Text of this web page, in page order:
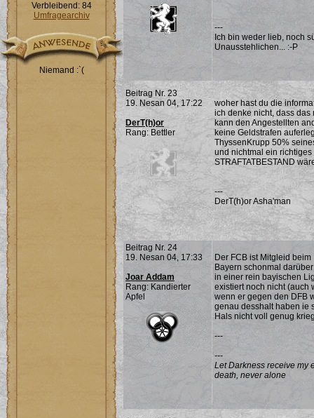
Verbleibend: 84
Umfragearchiv
Niemand :`(
---
Ich bin weder lieb, noch
Unausstehlichen... :-P
Beitrag Nr. 23
19. Nesan 04, 17:22
DerT(h)or
Rang: Bettler
woher hast du die
ich denke nicht, dass
kann den Angestellten
keine Geldstrafen
ThyssenKrupp 50%
und nichtmal ein
STRAFTATBESTAND
---
DerT(h)or Asha'man
Beitrag Nr. 24
19. Nesan 04, 17:33
Joar Addam
Rang: Kandierter
Apfel
Der FCB ist Mitgleid
Bayern schonmal
in einer rein bayischen
existiert noch nicht (auch
wenn er gegen den DFB
genau desshalt haben ie
Hals nicht voll genug
---
---
Let Darkness receive my
death, never alone